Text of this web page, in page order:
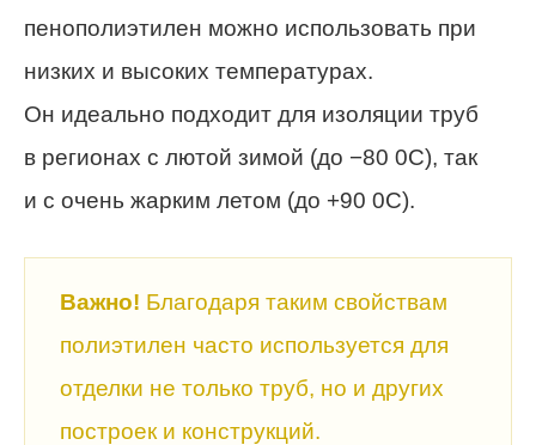
пенополиэтилен можно использовать при
низких и высоких температурах.
Он идеально подходит для изоляции труб
в регионах с лютой зимой (до −80 0С), так
и с очень жарким летом (до +90 0С).
Важно! Благодаря таким свойствам
полиэтилен часто используется для
отделки не только труб, но и других
построек и конструкций.